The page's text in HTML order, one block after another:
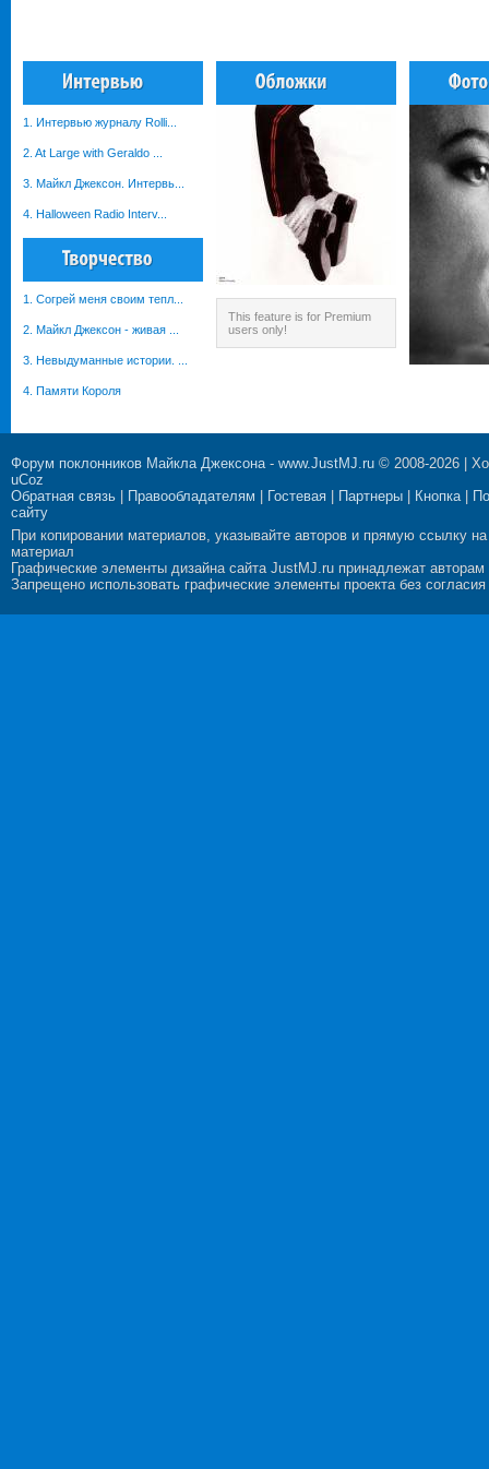
1. Интервью журналу Rolli...
2. At Large with Geraldo ...
3. Майкл Джексон. Интервь...
4. Halloween Radio Interv...
1. Согрей меня своим тепл...
2. Майкл Джексон - живая ...
3. Невыдуманные истории. ...
4. Памяти Короля
This feature is for Premium
users only!
Форум поклонников Майкла Джексона- www.JustMJ.ru © 2008-2026 |
uCoz
Обратная связь
Правообладателям Гостевая Партнеры Кнопка|
сайту
При копировании материалов, указывайте авторов и прямую ссылку на
материал
Графические элементы дизайна сайта JustMJ.ru принадлежат авторам
Запрещено использовать графические элементы проекта без согласия